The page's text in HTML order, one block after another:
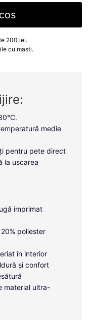
200 lei.
cu masti.
medie
pentru pete direct
la uscarea
imprimat
poliester
în interior
și confort
material ultra-